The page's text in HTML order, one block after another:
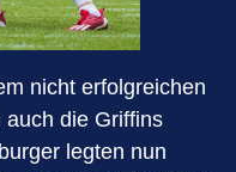
nicht erfolgreichen
die Griffins
legten nun